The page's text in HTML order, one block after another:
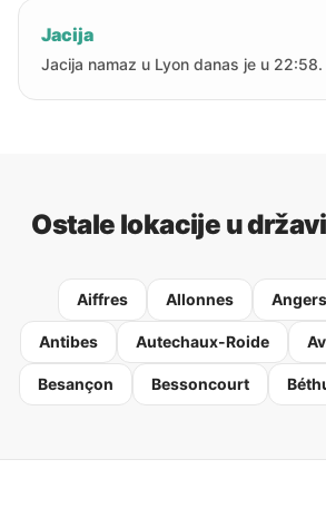
Jacija
Jacija namaz u Lyon danas je u 22:58.
Ostale lokacije u
Aiffres Allonnes Angers
Antibes Autechaux-Roide
Besançon Bessoncourt